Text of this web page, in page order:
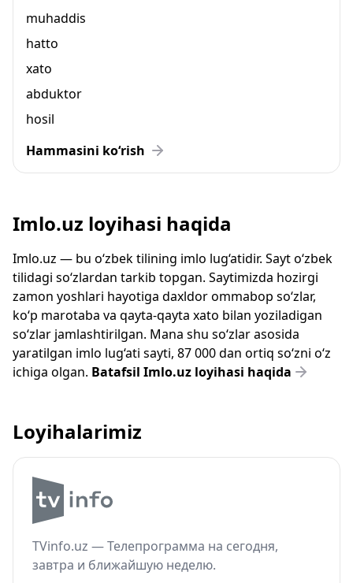
muhaddis
hatto
xato
abduktor
hosil
Hammasini ko‘rish
Imlo.uz loyihasi haqida
Imlo.uz — bu o‘zbek tilining imlo lug‘atidir. Sayt o‘zbek
tilidagi so‘zlardan tarkib topgan. Saytimizda hozirgi
zamon yoshlari hayotiga daxldor ommabop so‘zlar,
ko‘p marotaba va qayta-qayta xato bilan yoziladigan
so‘zlar jamlashtirilgan. Mana shu so‘zlar asosida
yaratilgan imlo lug‘ati sayti, 87 000 dan ortiq so‘zni o‘z
ichiga olgan. Batafsil Imlo.uz loyihasi haqida
Loyihalarimiz
TVinfo.uz — Телепрограмма на сегодня,
завтра и ближайшую неделю.